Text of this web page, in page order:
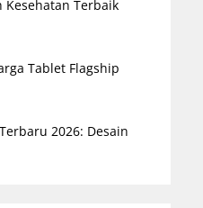
Kesehatan Terbaik
Tablet Flagship
2026: Desain